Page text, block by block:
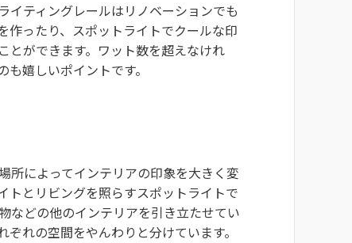
イティングレールはリノベーションでも
作ったり、スポットライトでクールな印
とができます。ワット数を超えなけれ
嬉しいポイントです。
所によってインテリアの印象を大きく変
トとリビングを照らすスポットライトで
などの他のインテリアを引き立たせてい
れの空間をやんわりと分けています。